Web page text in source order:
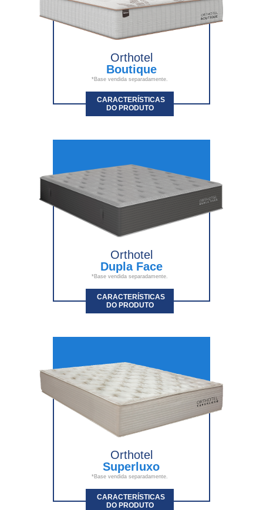
Orthotel
Boutique
*Base vendida separadamente.
CARACTERÍSTICAS
DO PRODUTO
Orthotel
Dupla Face
*Base vendida separadamente.
CARACTERÍSTICAS
DO PRODUTO
Orthotel
Superluxo
*Base vendida separadamente.
CARACTERÍSTICAS
DO PRODUTO